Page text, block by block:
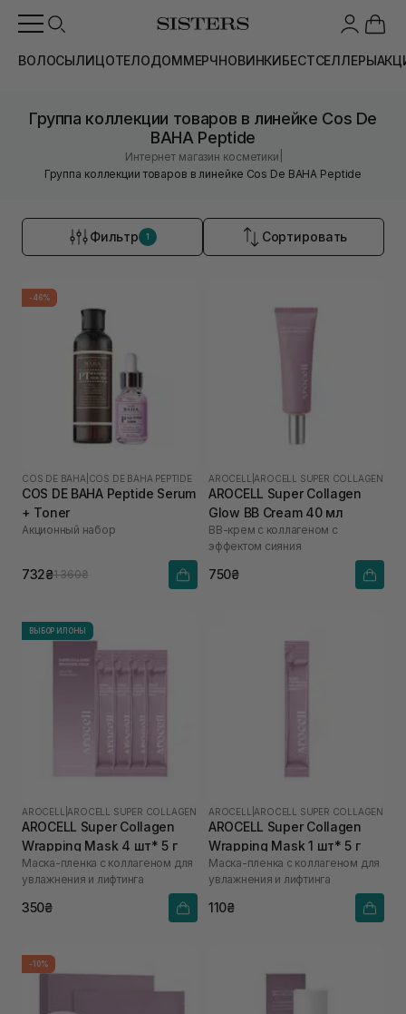
ВОЛОСЫЛИЦОТЕЛОДОММЕРЧНОВИНКИБЕСТСЕЛЛЕРЫ
Группа коллекции товаров в линейке Cos De
BAHA Peptide
Интернет магазин косметики
Группа коллекции товаров в линейке Cos De BAHA Peptide
Фильтр 1 Сортировать
-46%
COS DE BAHA COS DE BAHA PEPTIDE
COS DE BAHA Peptide Serum
+ Toner
Акционный набор
732₴1 360₴
AROCELL AROCELL SUPER COLLAGEN
AROCELL Super Collagen
Glow BB Cream 40 мл
ВВ-крем с коллагеном с
эффектом сияния
750₴
ВЫБОР ИЛОНЫ
AROCELL AROCELL SUPER COLLAGEN
AROCELL Super Collagen
Wrapping Mask 4 шт* 5 г
Маска-пленка с коллагеном для
увлажнения и лифтинга
350₴
AROCELL AROCELL SUPER COLLAGEN
AROCELL Super Collagen
Wrapping Mask 1 шт* 5 г
Маска-пленка с коллагеном для
увлажнения и лифтинга
110₴
-10%